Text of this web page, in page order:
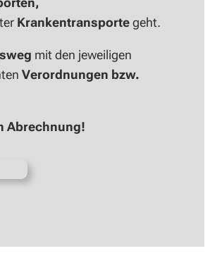
Krankentransportegeht.
mit den jeweiligen
Verordnungen bzw.
Abrechnung!